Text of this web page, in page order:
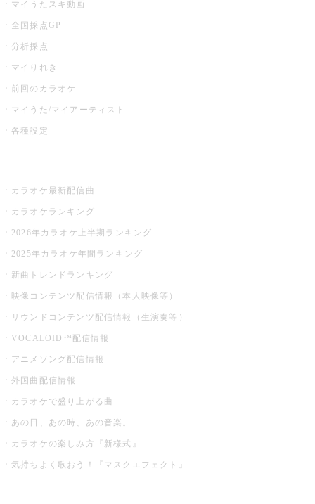
マイうたスキ動画
全国採点GP
分析採点
マイりれき
前回のカラオケ
マイうた/マイアーティスト
各種設定
カラオケ最新配信曲
カラオケランキング
2026年カラオケ上半期ランキング
2025年カラオケ年間ランキング
新曲トレンドランキング
映像コンテンツ配信情報（本人映像等）
サウンドコンテンツ配信情報（生演奏等）
VOCALOID™配信情報
アニメソング配信情報
外国曲配信情報
カラオケで盛り上がる曲
あの日、あの時、あの音楽。
カラオケの楽しみ方『新様式』
気持ちよく歌おう！『マスクエフェクト』